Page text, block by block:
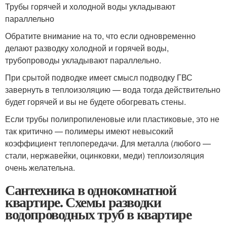
Трубы горячей и холодной воды укладывают
параллельно
Обратите внимание на то, что если одновременно
делают разводку холодной и горячей воды,
трубопроводы укладывают параллельно.
При срытой подводке имеет смысл подводку ГВС
завернуть в теплоизоляцию — вода тогда действительно
будет горячей и вы не будете обогревать стены.
Если трубы полипропиленовые или пластиковые, это не
так критично — полимеры имеют невысокий
коэффициент теплопередачи. Для металла (любого —
стали, нержавейки, оцинковки, меди) теплоизоляция
очень желательна.
Сантехника в однокомнатной
квартире. Схемы разводки
водопроводных труб в квартире